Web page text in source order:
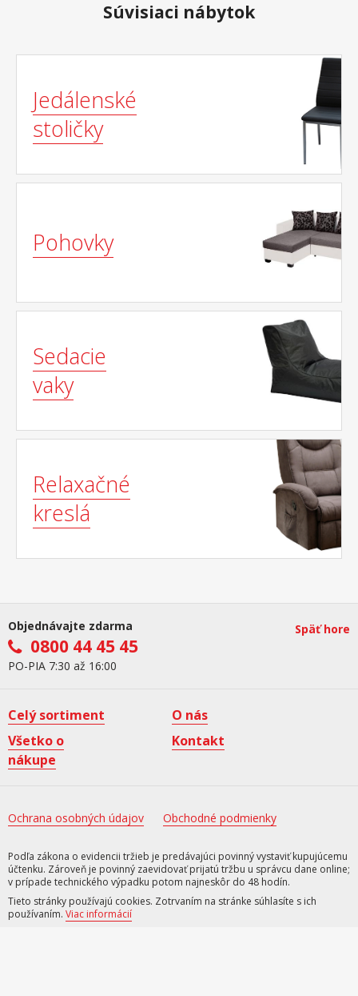
Súvisiaci nábytok
Jedálenské
stoličky
Pohovky
Sedacie
vaky
Relaxačné
kreslá
Objednávajte zdarma
0800 44 45 45
PO-PIA 7:30 až 16:00
Späť hore
Celý sortiment
O nás
Všetko o
nákupe
Kontakt
Ochrana osobných údajov Obchodné podmienky
Podľa zákona o evidencii tržieb je predávajúci povinný vystaviť kupujúcemu
účtenku. Zároveň je povinný zaevidovať prijatú tržbu u správcu dane online;
v prípade technického výpadku potom najneskôr do 48 hodín.
Tieto stránky používajú cookies. Zotrvaním na stránke súhlasíte s ich
používaním. Viac informácií